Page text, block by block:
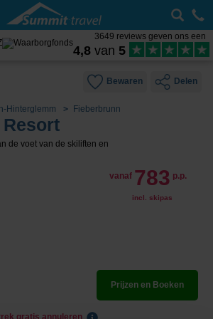
3649 reviews geven ons een
4,8 van 5
Bewaren Delen
Hinterglemm Fieberbrunn
de voet van de skiliften en
vanaf 783 p.p.
incl. skipas
Prijzen en Boeken
gratis annuleren